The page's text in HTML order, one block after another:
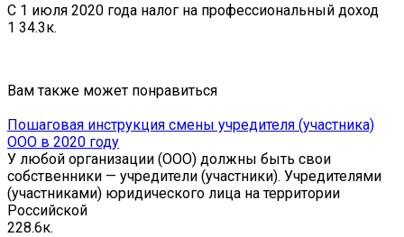
С 1 июля 2020 года налог на профессиональный доход
1 34.3к.
Вам также может понравиться
Пошаговая инструкция смены учредителя (участника)
ООО в 2020 году
У любой организации (ООО) должны быть свои
собственники — учредители (участники). Учредителями
(участниками) юридического лица на территории
Российской
228.6к.